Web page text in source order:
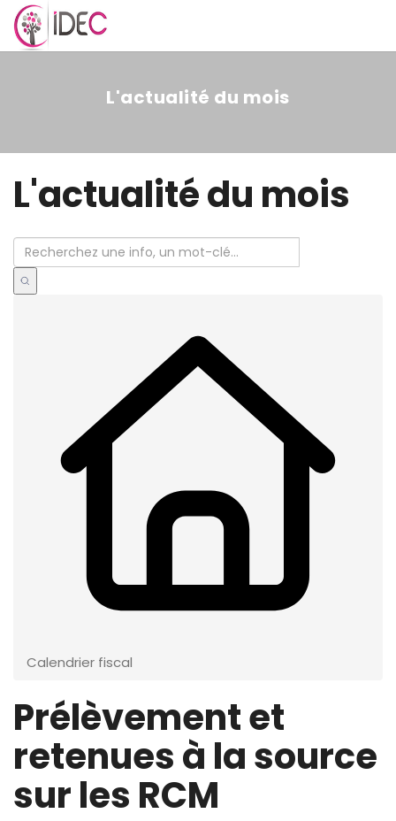
MENU
L'actualité du mois
L'actualité du mois
Calendrier fiscal
Prélèvement et
retenues à la source
sur les RCM